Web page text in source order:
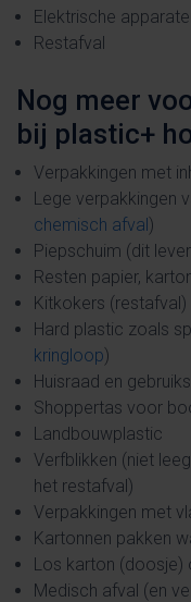
Elektrische
Restafval
Nog meer
bij plastic+
Verpakkingen met
Lege verpakkingen
chemisch afval)
Piepschuim (dit
Resten papier,
Kitkokers (restafval)
Hard plastic zoals
kringloop)
Huisraad en
Shoppertas voor
Landbouwplastic
Verfblikken (niet
het restafval)
Verpakkingen met
Kartonnen pakken
Los karton (doosje)
Medisch afval (en